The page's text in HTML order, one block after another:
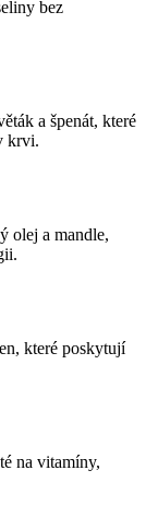
bez
a špenát, které
krvi.
olej a mandle,
které poskytují
na vitamíny,